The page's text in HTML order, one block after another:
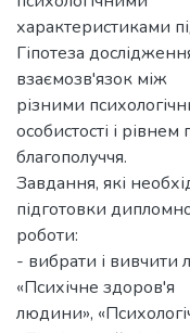
характеристиками
Гіпотеза
взаємозв'язок між
різними
особистості і рівнем
благополуччя.
Завдання, які
підготовки
роботи:
- вибрати і вивчити
«Психічне здоров'я
людини»,